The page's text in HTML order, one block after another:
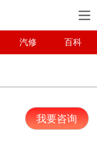
汽修 百科
我要咨询